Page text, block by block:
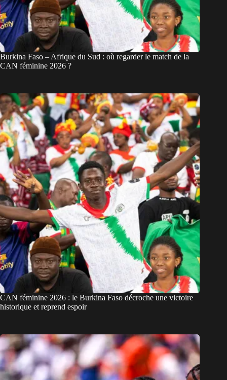
Burkina Faso – Afrique du Sud : où regarder le match de la
CAN féminine 2026 ?
CAN féminine 2026 : le Burkina Faso décroche une victoire
historique et reprend espoir